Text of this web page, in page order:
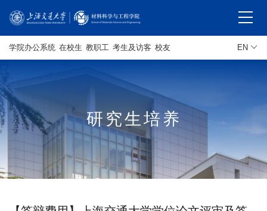
学院办公系统 在校生 教职工 考生及访客 校友 EN
研究生培养